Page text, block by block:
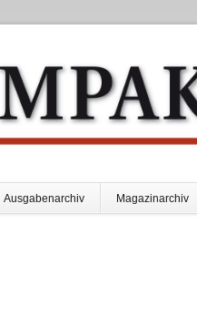
Ausgabenarchiv Magazinarchiv